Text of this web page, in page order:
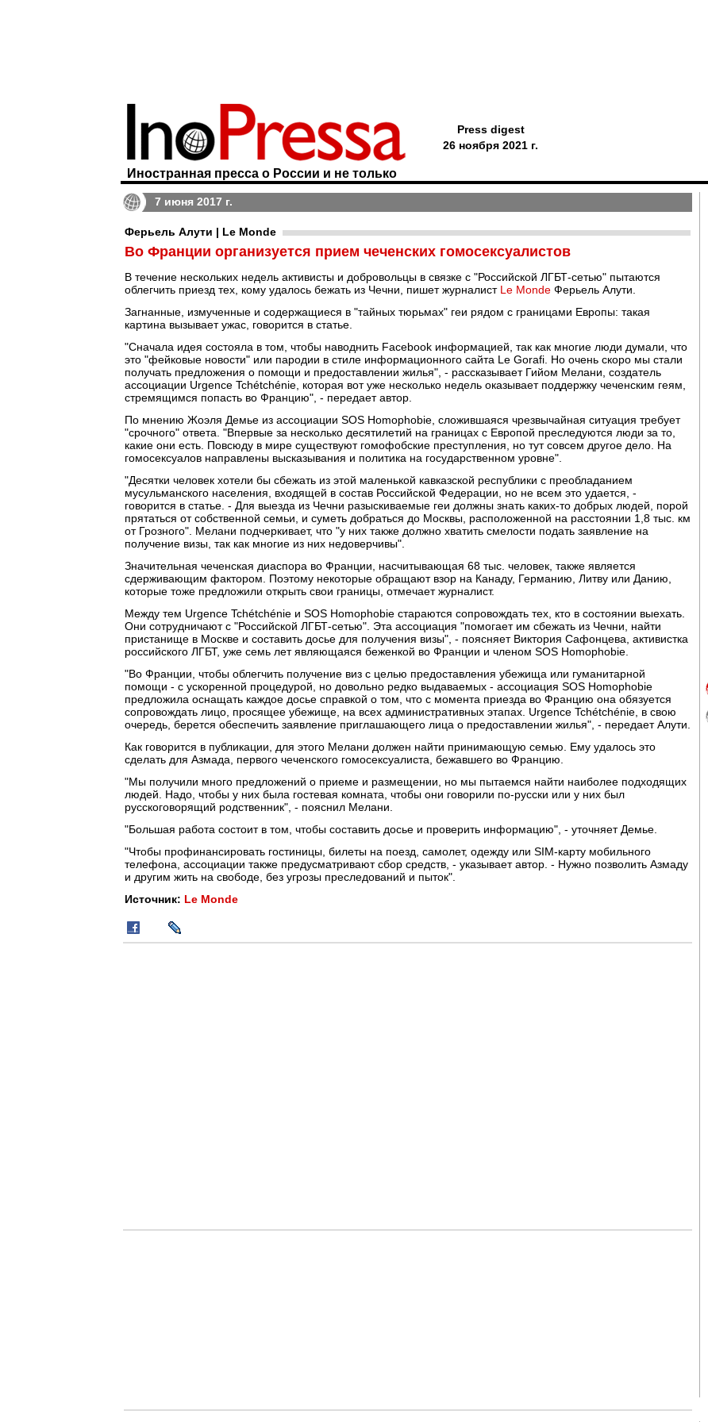
Иностранная пресса о России и не только
Press digest
26 ноября 2021 г.
7 июня 2017 г.
Ферьель Алути | Le Monde
Во Франции организуется прием чеченских гомосексуалистов
В течение нескольких недель активисты и добровольцы в связке с "Российской ЛГБТ-сетью" пытаются
облегчить приезд тех, кому удалось бежать из Чечни, пишет журналист Le Monde Ферьель Алути.
Загнанные, измученные и содержащиеся в "тайных тюрьмах" геи рядом с границами Европы: такая
картина вызывает ужас, говорится в статье.
"Сначала идея состояла в том, чтобы наводнить Facebook информацией, так как многие люди думали, что
это "фейковые новости" или пародии в стиле информационного сайта Le Gorafi. Но очень скоро мы стали
получать предложения о помощи и предоставлении жилья", - рассказывает Гийом Мелани, создатель
ассоциации Urgence Tchétchénie, которая вот уже несколько недель оказывает поддержку чеченским геям,
стремящимся попасть во Францию", - передает автор.
По мнению Жоэля Демье из ассоциации SOS Homophobie, сложившаяся чрезвычайная ситуация требует
"срочного" ответа. "Впервые за несколько десятилетий на границах с Европой преследуются люди за то,
какие они есть. Повсюду в мире существуют гомофобские преступления, но тут совсем другое дело. На
гомосексуалов направлены высказывания и политика на государственном уровне".
"Десятки человек хотели бы сбежать из этой маленькой кавказской республики с преобладанием
мусульманского населения, входящей в состав Российской Федерации, но не всем это удается, -
говорится в статье. - Для выезда из Чечни разыскиваемые геи должны знать каких-то добрых людей, порой
прятаться от собственной семьи, и суметь добраться до Москвы, расположенной на расстоянии 1,8 тыс. км
от Грозного". Мелани подчеркивает, что "у них также должно хватить смелости подать заявление на
получение визы, так как многие из них недоверчивы".
Значительная чеченская диаспора во Франции, насчитывающая 68 тыс. человек, также является
сдерживающим фактором. Поэтому некоторые обращают взор на Канаду, Германию, Литву или Данию,
которые тоже предложили открыть свои границы, отмечает журналист.
Между тем Urgence Tchétchénie и SOS Homophobie стараются сопровождать тех, кто в состоянии выехать.
Они сотрудничают с "Российской ЛГБТ-сетью". Эта ассоциация "помогает им сбежать из Чечни, найти
пристанище в Москве и составить досье для получения визы", - поясняет Виктория Сафонцева, активистка
российского ЛГБТ, уже семь лет являющаяся беженкой во Франции и членом SOS Homophobie.
"Во Франции, чтобы облегчить получение виз с целью предоставления убежища или гуманитарной
помощи - с ускоренной процедурой, но довольно редко выдаваемых - ассоциация SOS Homophobie
предложила оснащать каждое досье справкой о том, что с момента приезда во Францию она обязуется
сопровождать лицо, просящее убежище, на всех административных этапах. Urgence Tchétchénie, в свою
очередь, берется обеспечить заявление приглашающего лица о предоставлении жилья", - передает Алути.
Как говорится в публикации, для этого Мелани должен найти принимающую семью. Ему удалось это
сделать для Азмада, первого чеченского гомосексуалиста, бежавшего во Францию.
"Мы получили много предложений о приеме и размещении, но мы пытаемся найти наиболее подходящих
людей. Надо, чтобы у них была гостевая комната, чтобы они говорили по-русски или у них был
русскоговорящий родственник", - пояснил Мелани.
"Большая работа состоит в том, чтобы составить досье и проверить информацию", - уточняет Демье.
"Чтобы профинансировать гостиницы, билеты на поезд, самолет, одежду или SIM-карту мобильного
телефона, ассоциации также предусматривают сбор средств, - указывает автор. - Нужно позволить Азмаду
и другим жить на свободе, без угрозы преследований и пыток".
Источник: Le Monde